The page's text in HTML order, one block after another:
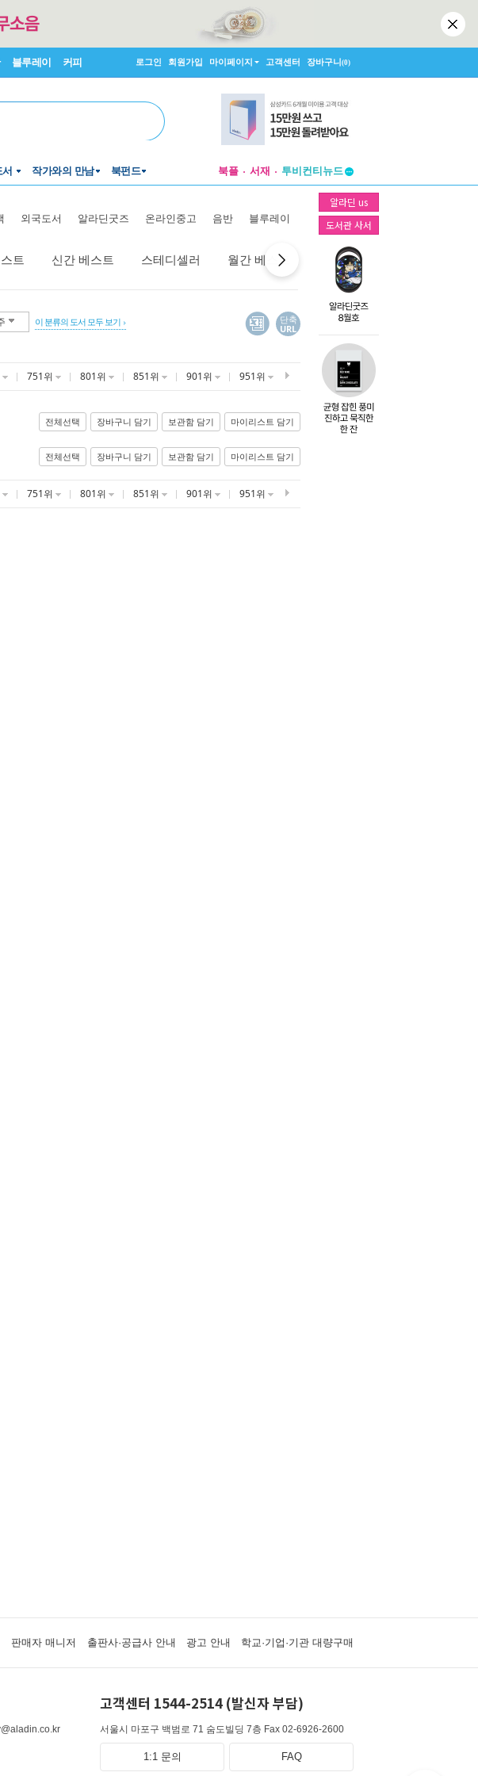
블루레이 커피 로그인 회원가입 마이페이지 고객센터 장바구니(0)
작가와의 만남 북펀드 북플 서재
투비컨티뉴드
창작플랫폼
투비컨티뉴드
알라딘 us
도서관 사서
외국도서 알라딘굿즈 온라인중고 음반 블루레이
트 신간 베스트 스테디셀러 월간 베스트 역대 베스트
이 분류의 도서 모두 보기
단축
URL
751위 801위 851위 901위 951위
전체선택 장바구니 담기 보관함 담기 마이리스트 담기
전체선택 장바구니 담기 보관함 담기 마이리스트 담기
751위 801위 851위 901위 951위
판매자 매니저 출판사·공급사 안내 광고 안내 학교·기업·기관 대량구매
고객센터 1544-2514 (발신자 부담)
서울시 마포구 백범로 71 숨도빌딩 7층 Fax 02-6926-2600
1:1 문의 FAQ